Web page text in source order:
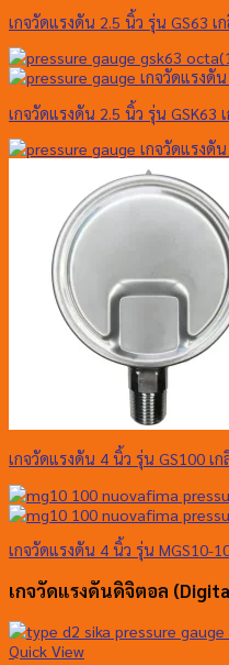
เกจวัดแรงดัน 2.5 นิ้ว รุ่น GS63 เ
เกจวัดแรงดัน 2.5 นิ้ว รุ่น GSK63
เกจวัดแรงดัน 4 นิ้ว รุ่น GS100 เ
เกจวัดแรงดัน 4 นิ้ว รุ่น MGS10-
เกจวัดแรงดันดิจิตอล
Quick View